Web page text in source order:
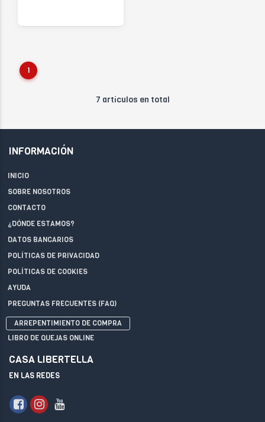
1
7 artículos en total
INFORMACIÓN
INICIO
SOBRE NOSOTROS
CONTACTO
¿DÓNDE ESTAMOS?
DATOS BANCARIOS
POLÍTICAS DE PRIVACIDAD
POLÍTICAS DE COOKIES
AYUDA
PREGUNTAS FRECUENTES (FAQ)
ARREPENTIMIENTO DE COMPRA
LIBRO DE QUEJAS ONLINE
CASA LIBERTELLA
EN LAS REDES